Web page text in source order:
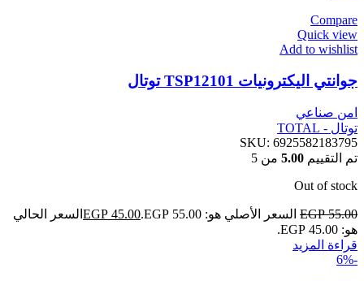
Compare
Quick view
Add to wishlist
جوانتي اليكترونيات TSP12101 توتال
امن صناعي
توتال - TOTAL
SKU: 6925582183795
تم التقييم 5.00 من 5
Out of stock
EGP55.00 السعر الأصلي هو: EGP 55.00. EGP 45.00
السعر الحالي
هو: EGP 45.00.
قراءة المزيد
-6%